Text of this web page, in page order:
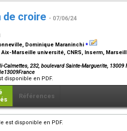
de croire - 07/06/24
Dominique Maraninchi ⁎
Marseille université, CNRS, Inserm,
Calmettes, 232, boulevard Sainte-Marguerite,
disponible en PDF.
Références
est disponible en PDF.